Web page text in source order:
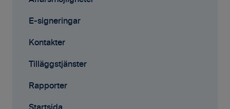
Mobilappen
E-signeringar
Kontakter
Tilläggstjänster
Rapporter